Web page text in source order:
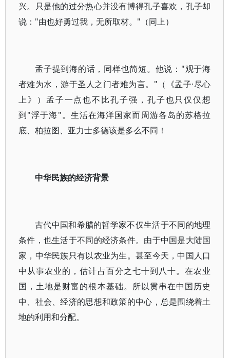
兴。只是他的过分热心并没有博得孔子喜欢，孔子却
说："由也好勇过我，无所取材。"（同上）
孟子提到海的话，同样也简短。他说："观于海
者难为水，游于圣人之门者难为言。"（《孟子·尽心
上》）孟子一点也不比孔子强，孔子也只仅仅想
到"浮于海"。生活在海洋国家而周游各岛的苏格拉
底、柏拉图、亚力士多德该是多么不同！
中华民族的经济背景
古代中国和希腊的哲学家不仅生活于不同的地理
条件，也生活于不同的经济条件。由于中国是大陆国
家，中华民族只有以农业为生。甚至今天，中国人口
中从事农业的，估计占百分之七十到八十。在农业
国，土地是财富的根本基础。所以贯串在中国历史
中、社会、经济的思想和政策的中心，总是围绕着土
地的利用和分配。